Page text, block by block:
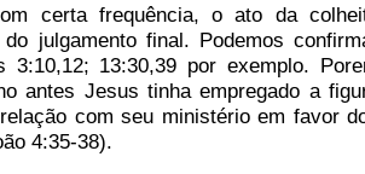
certa frequência, o ato da
julgamento final. Podemos
3:10,12; 13:30,39 por exemplo.
antes Jesus tinha empregado a
com seu ministério em favor
4:35-38).